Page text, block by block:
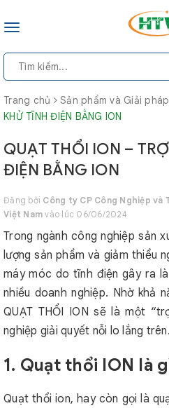
Toggle
Trang chủ Sản phẩm và Giải pháp
KHỬ TĨNH ĐIỆN BẰNG ION
QUẠT THỔI ION –
ĐIỆN BẰNG ION
Đăng bởi Công ty CP Công Nghiệp và
Việt Nam vào lúc 06/06/2024
Trong ngành công nghiệp sản
lượng sản phẩm và giảm thiểu
máy móc do tĩnh điện gây ra
nhiều doanh nghiệp. Nhờ khả
QUẠT THỔI ION sẽ là một
nghiệp giải quyết nỗi lo lắng trên.
1. Quạt thổi ION là
Quạt thổi ion, hay còn gọi là